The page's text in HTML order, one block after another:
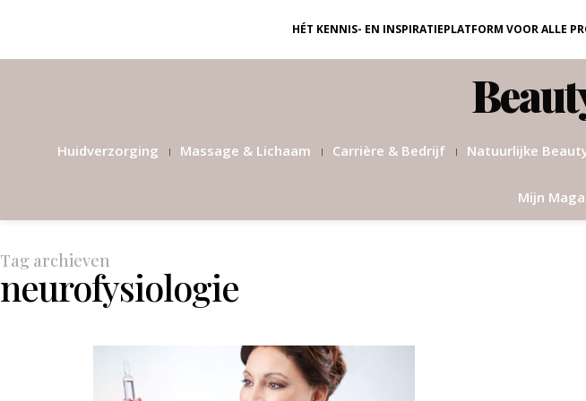
HÉT KENNIS- EN INSPIRATIEPLATFORM VOOR ALLE
Huidverzorging Massage & Lichaam Carrière & Bedrijf Natuurlijke
Mijn
Tag archieven
neurofysiologie